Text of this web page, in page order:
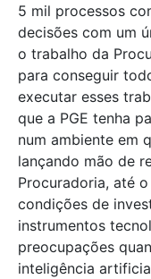
5 mil processos
decisões com um
o trabalho da
para conseguir
executar esses
que a PGE tenha
num ambiente em
lançando mão de
Procuradoria, até
condições de
instrumentos
preocupações
inteligência